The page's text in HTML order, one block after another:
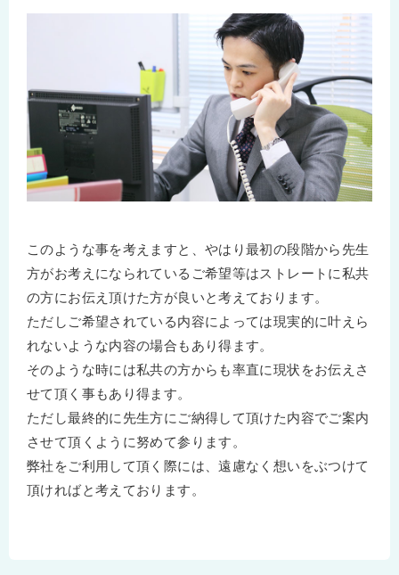
このような事を考えますと、やはり最初の段階から先生
方がお考えになられているご希望等はストレートに私共
の方にお伝え頂けた方が良いと考えております。
ただしご希望されている内容によっては現実的に叶えら
れないような内容の場合もあり得ます。
そのような時には私共の方からも率直に現状をお伝えさ
せて頂く事もあり得ます。
ただし最終的に先生方にご納得して頂けた内容でご案内
させて頂くように努めて参ります。
弊社をご利用して頂く際には、遠慮なく想いをぶつけて
頂ければと考えております。